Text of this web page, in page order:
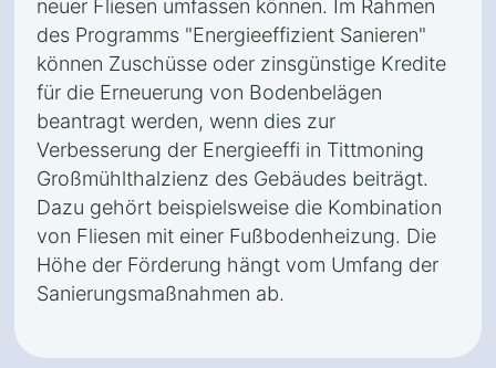
neuer Fliesen umfassen können. Im Rahmen
des Programms "Energieeffizient Sanieren"
können Zuschüsse oder zinsgünstige Kredite
für die Erneuerung von Bodenbelägen
beantragt werden, wenn dies zur
Verbesserung der Energieeffi in Tittmoning
Großmühlthalzienz des Gebäudes beiträgt.
Dazu gehört beispielsweise die Kombination
von Fliesen mit einer Fußbodenheizung. Die
Höhe der Förderung hängt vom Umfang der
Sanierungsmaßnahmen ab.